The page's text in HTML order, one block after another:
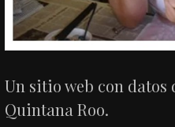
Un sitio web con
Quintana Roo.